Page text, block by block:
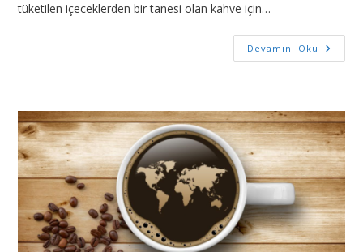
tüketilen içeceklerden bir tanesi olan kahve için…
Devamını Oku